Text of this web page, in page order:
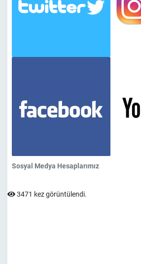
Sosyal Medya Hesaplarımız
3471 kez görüntülendi.